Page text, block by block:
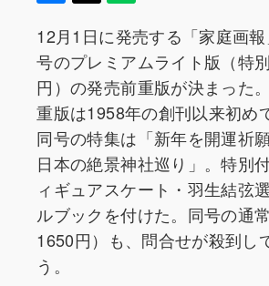
12月1日に発売する「家庭画
号のプレミアムライト版（特
円）の発売前重版が決まった
重版は1958年の創刊以来初め
同号の特集は「新年を開運祈
日本の絶景神社巡り」。特別
ィギュアスケート・羽生結弦
ルブックを付けた。同号の通
1650円）も、問合せが殺到し
う。